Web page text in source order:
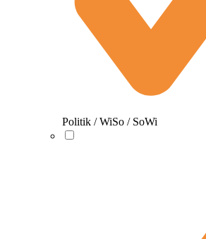
Politik / WiSo / SoWi